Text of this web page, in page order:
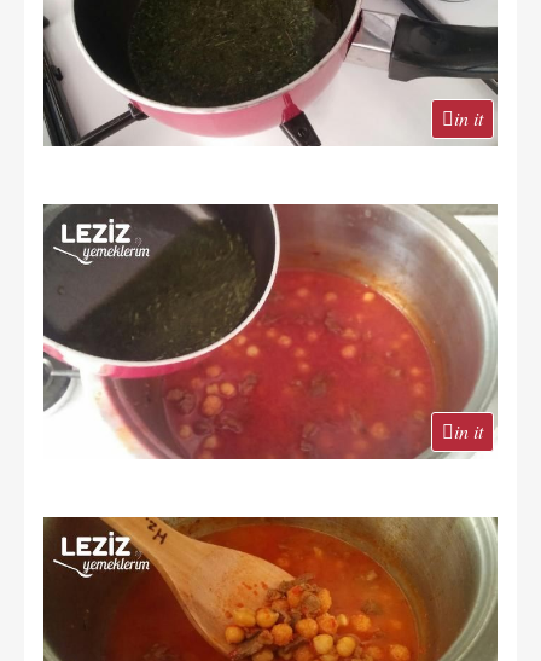
in it
in it